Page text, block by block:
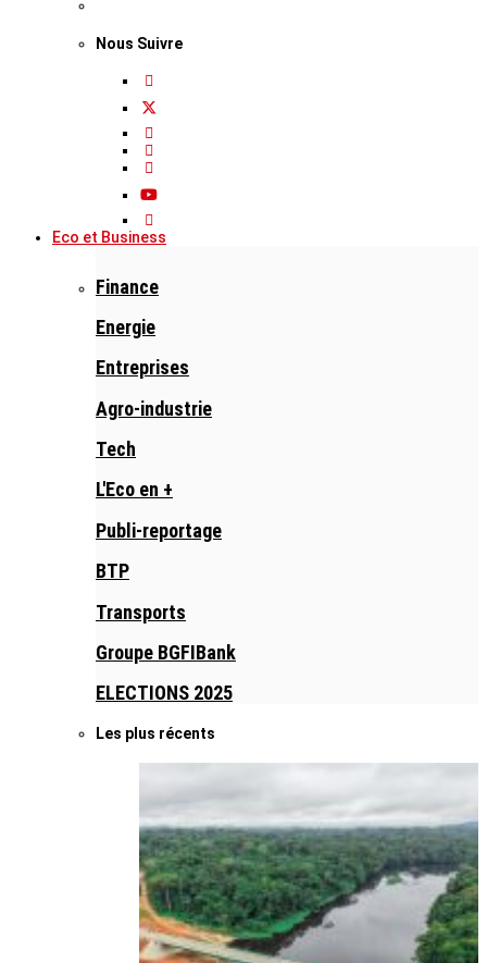
Nous Suivre
Eco et Business
Finance
Energie
Entreprises
Agro-industrie
Tech
L'Eco en +
Publi-reportage
BTP
Transports
Groupe BGFIBank
ELECTIONS 2025
Les plus récents